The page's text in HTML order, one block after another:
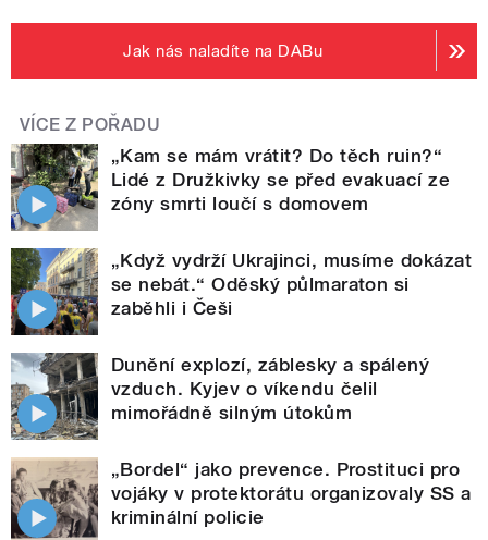
Jak nás naladíte na DABu
VÍCE Z POŘADU
„Kam se mám vrátit? Do těch ruin?“
Lidé z Družkivky se před evakuací ze
zóny smrti loučí s domovem
„Když vydrží Ukrajinci, musíme dokázat
se nebát.“ Oděský půlmaraton si
zaběhli i Češi
Dunění explozí, záblesky a spálený
vzduch. Kyjev o víkendu čelil
mimořádně silným útokům
„Bordel“ jako prevence. Prostituci pro
vojáky v protektorátu organizovaly SS a
kriminální policie